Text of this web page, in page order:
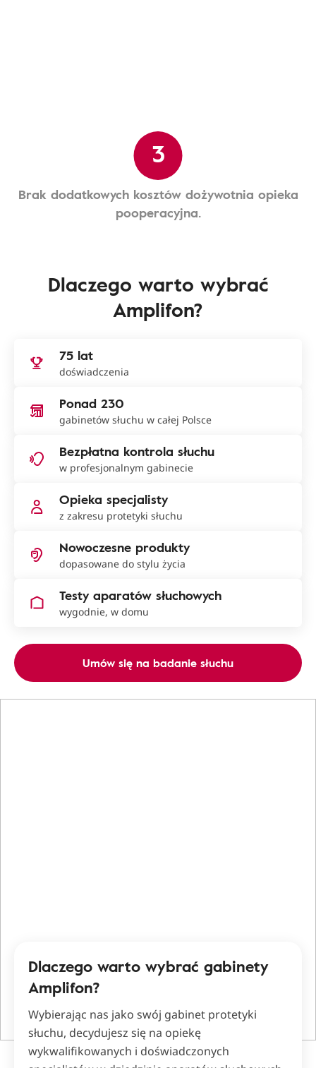
3
Brak dodatkowych kosztów dożywotnia opieka
pooperacyjna.
Dlaczego warto wybrać
Amplifon?
75 lat
doświadczenia
Ponad 230
gabinetów słuchu w całej Polsce
Bezpłatna kontrola słuchu
w profesjonalnym gabinecie
Opieka specjalisty
z zakresu protetyki słuchu
Nowoczesne produkty
dopasowane do stylu życia
Testy aparatów słuchowych
wygodnie, w domu
Umów się na badanie słuchu
Dlaczego warto wybrać gabinety
Amplifon?
Wybierając nas jako swój gabinet protetyki
słuchu, decydujesz się na opiekę
wykwalifikowanych i doświadczonych